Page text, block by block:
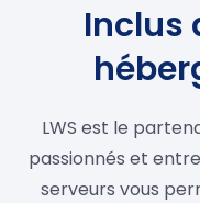
Inclus
LWS est le
passionnés et
serveurs vous